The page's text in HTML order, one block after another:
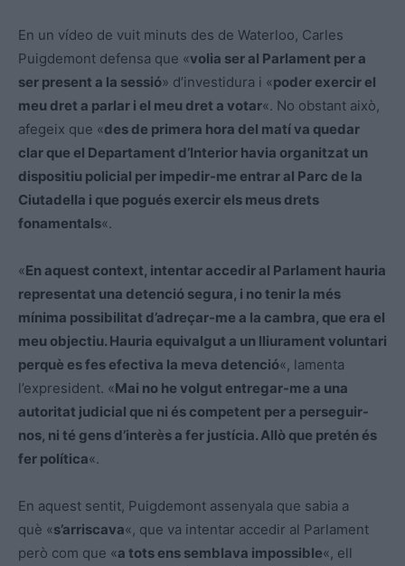
En un vídeo de vuit minuts des de Waterloo, Carles
Puigdemont defensa que «volia ser al Parlament per a
ser present a la sessió» d’investidura i «poder exercir el
meu dret a parlar i el meu dret a votar«. No obstant això,
afegeix que «des de primera hora del matí va quedar
clar que el Departament d’Interior havia organitzat un
dispositiu policial per impedir-me entrar al Parc de la
Ciutadella i que pogués exercir els meus drets
fonamentals«.
«En aquest context, intentar accedir al Parlament hauria
representat una detenció segura, i no tenir la més
mínima possibilitat d’adreçar-me a la cambra, que era el
meu objectiu. Hauria equivalgut a un lliurament voluntari
perquè es fes efectiva la meva detenció«, lamenta
l’expresident. «Mai no he volgut entregar-me a una
autoritat judicial que ni és competent per a perseguir-
nos, ni té gens d’interès a fer justícia. Allò que pretén és
fer política«.
En aquest sentit, Puigdemont assenyala que sabia a
què «s’arriscava«, que va intentar accedir al Parlament
però com que «a tots ens semblava impossible«, ell